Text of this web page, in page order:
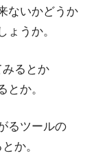
ないかどうか
ょうか。
るとか
とか。
るツールの
か。